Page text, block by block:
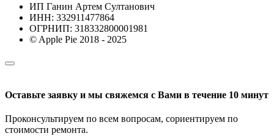
ИП Ганин Артем Султанович
ИНН: 332911477864
ОГРНИП: 318332800001981
© Apple Pie 2018 - 2025
Оставьте заявку и мы свяжемся с Вами в течение 10 минут
Проконсультируем по всем вопросам, сориентируем по
стоимости ремонта.